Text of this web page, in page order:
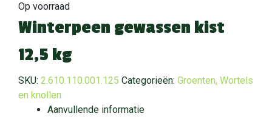
Op voorraad
Winterpeen gewassen kist
12,5 kg
SKU: 2.610.110.001.125 Categorieën: Groenten, Wortels
en knollen
Aanvullende informatie